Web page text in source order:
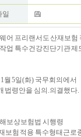
어 프리랜서도 산재보
작업 특수건강진단기관 제
월 5일(화) 국무회의에
법령안을 심의.의결했다
보상보험법 시행령
보험 적용 특수형태근로